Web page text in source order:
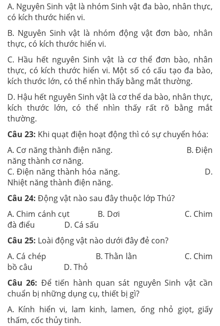
A. Nguyên Sinh vật là nhóm Sinh vật đa bào, nhân thực,
có kích thước hiển vi.
B. Nguyên Sinh vật là nhóm động vật đơn bào, nhân
thực, có kích thước hiển vi.
C. Hầu hết nguyên Sinh vật là cơ thể đơn bào, nhân
thực, có kích thước hiển vi. Một số có cấu tạo đa bào,
kích thước lớn, có thể nhìn thấy bằng mắt thường.
D. Hậu hết nguyên Sinh vật là cơ thể da bào, nhân thực,
kích thước lớn, có thể nhìn thấy rất rõ bằng mắt
thường.
Câu 23: Khi quạt điện hoạt động thì có sự chuyển hóa:
A. Cơ năng thành điện năng. B. Điện
năng thành cơ năng.
C. Điện năng thành hóa năng. D.
Nhiệt năng thành điện năng.
Câu 24: Động vật nào sau đây thuộc lớp Thú?
A. Chim cánh cụt B. Dơi C. Chim
đà điểu D. Cá sấu
Câu 25: Loài động vật nào dưới đây đẻ con?
A. Cá chép B. Thằn lằn C. Chim
bồ câu D. Thỏ
Câu 26: Để tiến hành quan sát nguyên Sinh vật cần
chuẩn bị những dụng cụ, thiết bị gì?
A. Kính hiển vi, lam kinh, lamen, ống nhỏ giọt, giấy
thấm, cốc thủy tinh.